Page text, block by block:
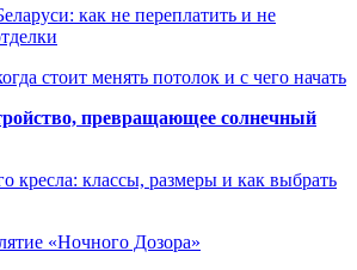
как не переплатить и не
стоит менять потолок и с чего начать
превращающее солнечный
кресла: классы, размеры и как выбрать
«Ночного Дозора»